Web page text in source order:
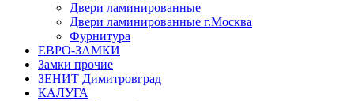
Двери ламинированные
Двери ламинированные г.Москва
Фурнитура
ЕВРО-ЗАМКИ
Замки прочие
ЗЕНИТ Димитровград
КАЛУГА